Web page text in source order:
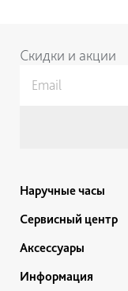
Скидки и акции
Наручные часы
Все бренды
Женские часы
Детские часы
Сервисный центр
Гарантийный ремонт
Прайс
Аксессуары
Ручки
Информация